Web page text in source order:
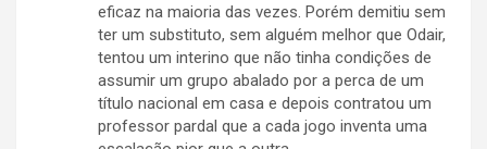
eficaz na maioria das vezes. Porém demitiu sem
ter um substituto, sem alguém melhor que Odair,
tentou um interino que não tinha condições de
assumir um grupo abalado por a perca de um
título nacional em casa e depois contratou um
professor pardal que a cada jogo inventa uma